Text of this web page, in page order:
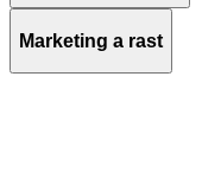
Marketing a rast